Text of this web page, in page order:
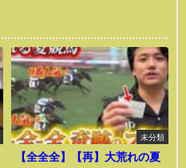
未分類
【全全全】【再】大荒れの夏